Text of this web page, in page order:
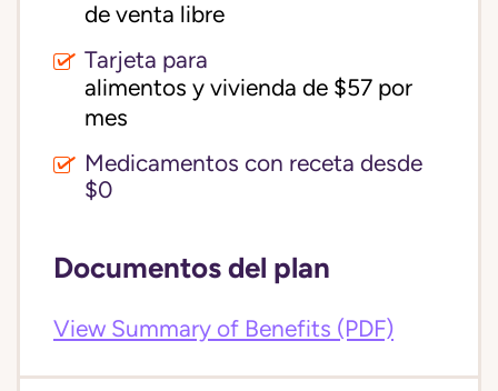
de venta libre
Tarjeta para
alimentos y vivienda de $57 por
mes
Medicamentos con receta desde
$0
Documentos del plan
View Summary of Benefits (PDF)